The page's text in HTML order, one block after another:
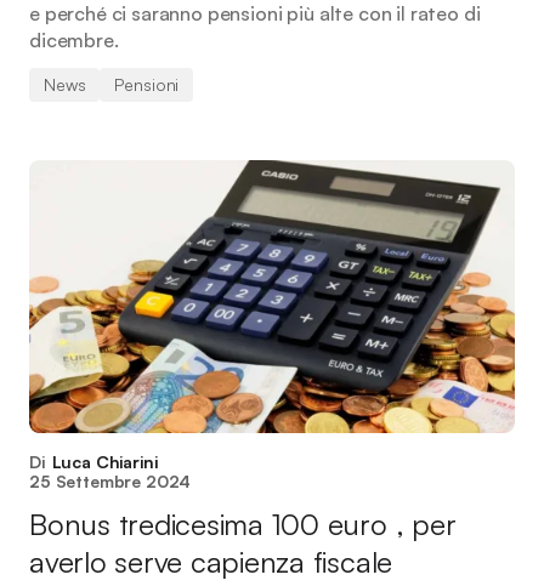
e perché ci saranno pensioni più alte con il rateo di
dicembre.
News Pensioni
Di Luca Chiarini
25 Settembre 2024
Bonus tredicesima 100 euro , per
averlo serve capienza fiscale